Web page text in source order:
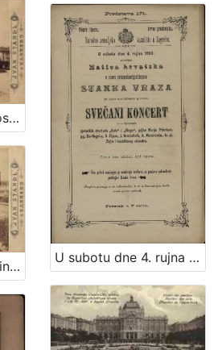
Trg Josipa Jurja Strossmayera / Ivan Standl
Trg Nikole Šubića Zrinskog / Ivan Standl
U subotu dne 4. rujna 1880. priredjuje Matica hrvatska u slavu sedamdesetgodišnjice Stanka Vraza svečani koncert uz sudjelovanje pjevačkih družtvah "Kola" i "Sloge", gdjice Marije Prikrilove, gg. De-Negri-a, A. Fijana, J. Kratochvila, A. Mandrovića, Iv. pl. Zajca i kazalištnog orkestra / [program] Narodno zemaljsko kazalište u Zagrebu ; [program] Hrv. pjevačko družtvo "Kolo" u Zagrebu